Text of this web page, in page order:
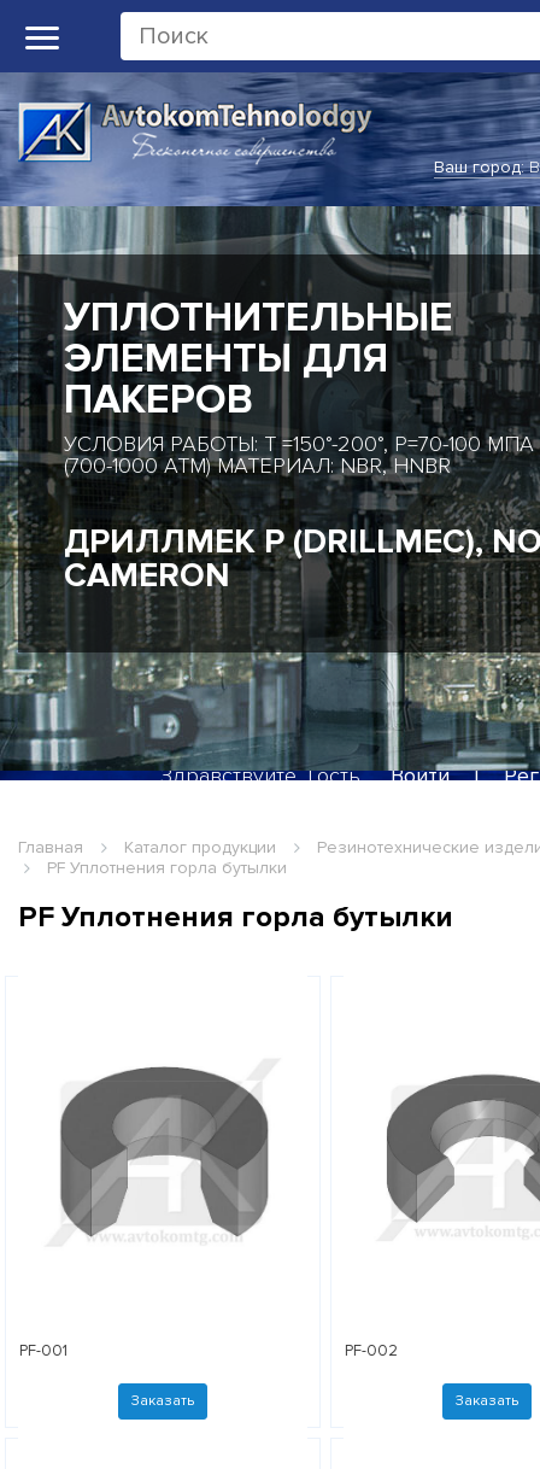
Ваш город:
ПЛАСТИКОВЫЕ
КОМПЛЕКТУЮЩИЕ
МАТЕРИАЛЫ: PE1000, POM, EPDM, TEFLON,
ЛИНИИ РОЗЛИВА: KRONES,
KHS, SIDEL, BERCHI, SIG
SIMONAZZI, SIPA
Здравствуйте, Гость Войти|
Главная Каталог продукции
Резинотехнические
PF Уплотнения горла бутылки
PF Уплотнения горла бутылки
PF-001
Заказать
PF-002
Заказать